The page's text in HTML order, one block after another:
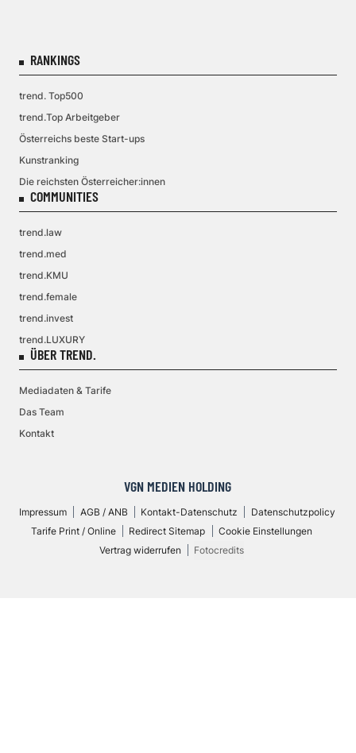
RANKINGS
trend. Top500
trend.Top Arbeitgeber
Österreichs beste Start-ups
Kunstranking
Die reichsten Österreicher:innen
COMMUNITIES
trend.law
trend.med
trend.KMU
trend.female
trend.invest
trend.LUXURY
ÜBER TREND.
Mediadaten & Tarife
Das Team
Kontakt
VGN MEDIEN HOLDING
Impressum AGB / ANB Kontakt-Datenschutz
Datenschutzpolicy
Tarife Print / Online
Redirect Sitemap
Cookie Einstellungen
Vertrag widerrufen
Fotocredits